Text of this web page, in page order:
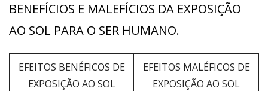
BENEFÍCIOS E MALEFÍCIOS DA EXPOSIÇÃO
AO SOL PARA O SER HUMANO.
EFEITOS BENÉFICOS DE
EXPOSIÇÃO AO SOL
EFEITOS MALÉFICOS DE
EXPOSIÇÃO AO SOL